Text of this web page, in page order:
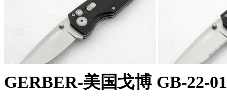
GERBER-美国戈博 GB-22-